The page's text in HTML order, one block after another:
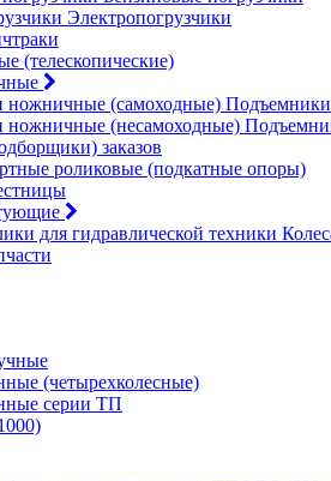
Электропогрузчики
(телескопические)
заказов
роликовые (подкатные опоры)
(четырехколесные)
серии ТП